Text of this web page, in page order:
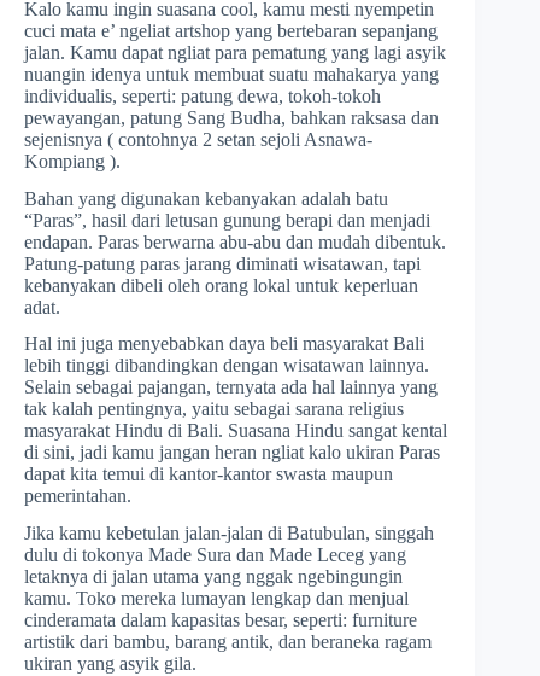
Kalo kamu ingin suasana cool, kamu mesti nyempetin
cuci mata e’ ngeliat artshop yang bertebaran sepanjang
jalan. Kamu dapat ngliat para pematung yang lagi asyik
nuangin idenya untuk membuat suatu mahakarya yang
individualis, seperti: patung dewa, tokoh-tokoh
pewayangan, patung Sang Budha, bahkan raksasa dan
sejenisnya ( contohnya 2 setan sejoli Asnawa-
Kompiang ).
Bahan yang digunakan kebanyakan adalah batu
“Paras”, hasil dari letusan gunung berapi dan menjadi
endapan. Paras berwarna abu-abu dan mudah dibentuk.
Patung-patung paras jarang diminati wisatawan, tapi
kebanyakan dibeli oleh orang lokal untuk keperluan
adat.
Hal ini juga menyebabkan daya beli masyarakat Bali
lebih tinggi dibandingkan dengan wisatawan lainnya.
Selain sebagai pajangan, ternyata ada hal lainnya yang
tak kalah pentingnya, yaitu sebagai sarana religius
masyarakat Hindu di Bali. Suasana Hindu sangat kental
di sini, jadi kamu jangan heran ngliat kalo ukiran Paras
dapat kita temui di kantor-kantor swasta maupun
pemerintahan.
Jika kamu kebetulan jalan-jalan di Batubulan, singgah
dulu di tokonya Made Sura dan Made Leceg yang
letaknya di jalan utama yang nggak ngebingungin
kamu. Toko mereka lumayan lengkap dan menjual
cinderamata dalam kapasitas besar, seperti: furniture
artistik dari bambu, barang antik, dan beraneka ragam
ukiran yang asyik gila.